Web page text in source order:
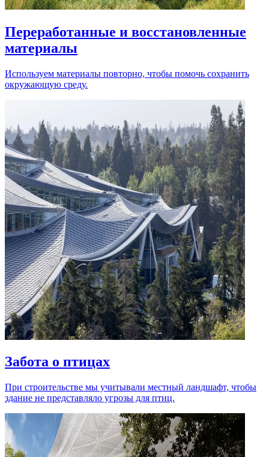
Переработанные и восстановленные
материалы
Используем материалы повторно, чтобы помочь сохранить
окружающую среду.
Забота о птицах
При строительстве мы учитывали местный ландшафт, чтобы
здание не представляло угрозы для птиц.